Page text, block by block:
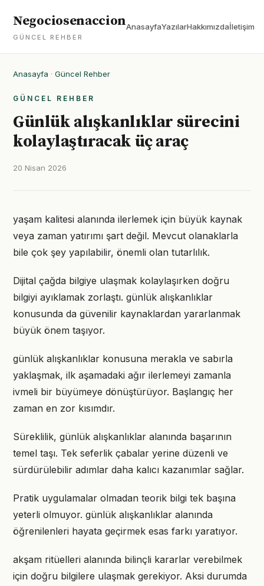
Negociosenaccion
GÜNCEL REHBER
AnasayfaYazılarHakkımızdaİletişim
Anasayfa · Güncel Rehber
GÜNCEL REHBER
Günlük alışkanlıklar sürecini
kolaylaştıracak üç araç
20 Nisan 2026
yaşam kalitesi alanında ilerlemek için büyük kaynak
veya zaman yatırımı şart değil. Mevcut olanaklarla
bile çok şey yapılabilir, önemli olan tutarlılık.
Dijital çağda bilgiye ulaşmak kolaylaşırken doğru
bilgiyi ayıklamak zorlaştı. günlük alışkanlıklar
konusunda da güvenilir kaynaklardan yararlanmak
büyük önem taşıyor.
günlük alışkanlıklar konusuna merakla ve sabırla
yaklaşmak, ilk aşamadaki ağır ilerlemeyi zamanla
ivmeli bir büyümeye dönüştürüyor. Başlangıç her
zaman en zor kısımdır.
Süreklilik, günlük alışkanlıklar alanında başarının
temel taşı. Tek seferlik çabalar yerine düzenli ve
sürdürülebilir adımlar daha kalıcı kazanımlar sağlar.
Pratik uygulamalar olmadan teorik bilgi tek başına
yeterli olmuyor. günlük alışkanlıklar alanında
öğrenilenleri hayata geçirmek esas farkı yaratıyor.
akşam ritüelleri alanında bilinçli kararlar verebilmek
için doğru bilgilere ulaşmak gerekiyor. Aksi durumda